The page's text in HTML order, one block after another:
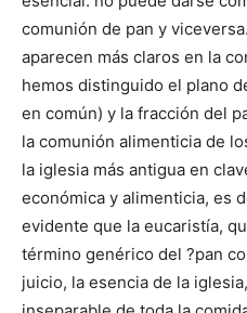
comunión de pan y
aparecen más claros en la
hemos distinguido el plano
en común) y la fracción del
la comunión alimenticia de
la iglesia más antigua en
económica y alimenticia, es
evidente que la eucaristía,
término genérico del ?pan
juicio, la esencia de la